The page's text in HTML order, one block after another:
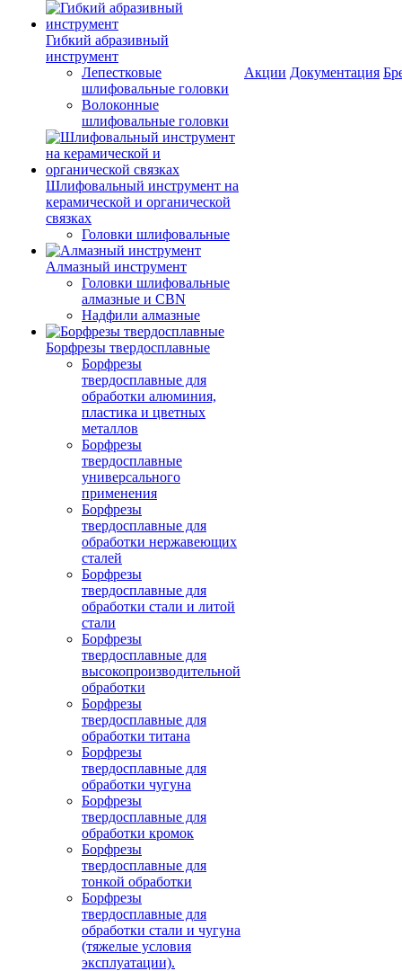
Гибкий абразивный
инструмент
Лепестковые
шлифовальные головки
Волоконные
шлифовальные головки
Шлифовальный инструмент на
керамической и органической
связках
Головки шлифовальные
Алмазный инструмент
Головки шлифовальные
алмазные и CBN
Надфили алмазные
Борфрезы твердосплавные
Борфрезы
твердосплавные для
обработки алюминия,
пластика и цветных
металлов
Борфрезы
твердосплавные
универсального
применения
Борфрезы
твердосплавные для
обработки нержавеющих
сталей
Борфрезы
твердосплавные для
обработки стали и литой
стали
Борфрезы
твердосплавные для
высокопроизводительной
обработки
Борфрезы
твердосплавные для
обработки титана
Борфрезы
твердосплавные для
обработки чугуна
Борфрезы
твердосплавные для
обработки кромок
Борфрезы
твердосплавные для
тонкой обработки
Борфрезы
твердосплавные для
обработки стали и чугуна
(тяжелые условия
эксплуатации).
Акции Документация